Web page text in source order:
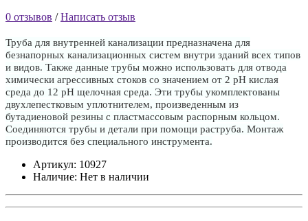
0 отзывов /Написать отзыв
Труба для внутренней канализации предназначена для
безнапорных канализационных систем внутри зданий всех типов
и видов. Также данные трубы можно использовать для отвода
химически агрессивных стоков со значением от 2 рН кислая
среда до 12 рН щелочная среда. Эти трубы укомплектованы
двухлепестковым уплотнителем, произведенным из
бутадиеновой резины с пластмассовым распорным кольцом.
Соединяются трубы и детали при помощи раструба. Монтаж
производится без специального инструмента.
Артикул: 10927
Наличие: Нет в наличии